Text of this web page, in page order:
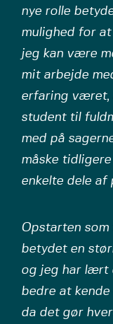
nye rolle
mulighed for
jeg kan være
mit arbejde
erfaring været,
student til
med på
måske
enkelte dele af
Opstarten
betydet en
og jeg har lært
bedre at
da det gør